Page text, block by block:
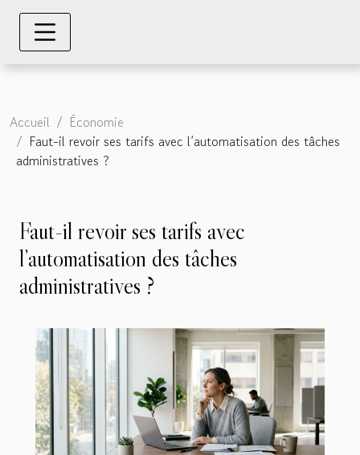
Accueil
Économie
Faut-il revoir ses tarifs avec l’automatisation des tâches
administratives ?
Faut-il revoir ses tarifs avec
l’automatisation des tâches
administratives ?